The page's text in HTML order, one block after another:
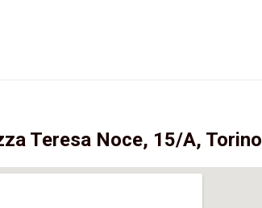
Teresa Noce, 15/A, Torino